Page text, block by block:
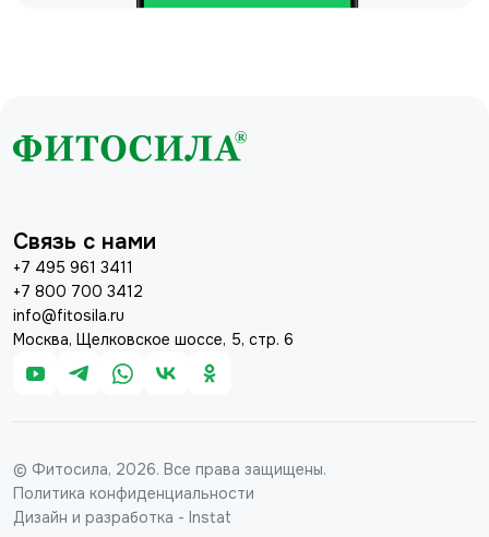
Связь с нами
+7 495 961 3411
+7 800 700 3412
info@fitosila.ru
Москва, Щелковское шоссе, 5, стр. 6
© Фитосила, 2026. Все права защищены.
Политика конфиденциальности
Дизайн и разработка - Instat